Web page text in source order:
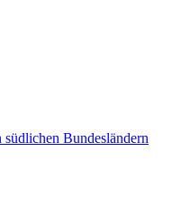
Bundesländern